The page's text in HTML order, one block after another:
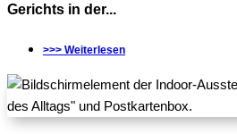
Gerichts in der...
>>> Weiterlesen